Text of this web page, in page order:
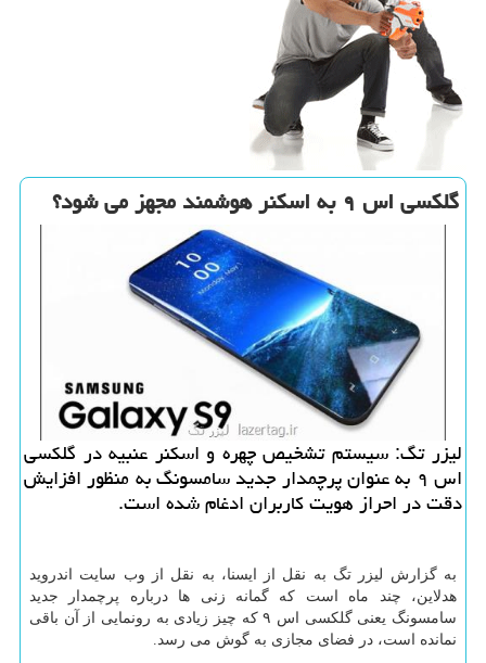
گلكسی اس ۹ به اسكنر هوشمند مجهز می شود؟
لیزر تگ: سیستم تشخیص چهره و اسكنر عنبیه در گلكسی
اس ۹ به عنوان پرچمدار جدید سامسونگ به منظور افزایش
دقت در احراز هویت كاربران ادغام شده است.
به گزارش لیزر تگ به نقل از ایسنا، به نقل از وب سایت اندروید
هدلاین، چند ماه است كه گمانه زنی ها درباره پرچمدار جدید
سامسونگ یعنی گلكسی اس ۹ كه چیز زیادی به رونمایی از آن باقی
نمانده است، در فضای مجازی به گوش می رسد.